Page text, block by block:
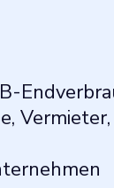
Vermieter,